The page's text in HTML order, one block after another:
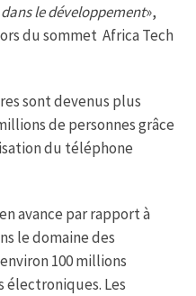
le développement»,
du sommet Africa Tech
sont devenus plus
de personnes grâce
du téléphone
avance par rapport à
le domaine des
100 millions
Les